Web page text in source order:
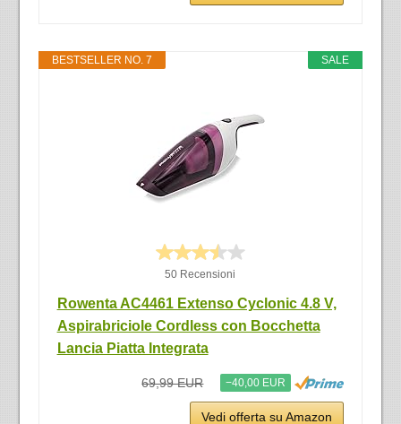
SALE
BESTSELLER NO. 7
50 Recensioni
Rowenta AC4461 Extenso Cyclonic 4.8 V,
Aspirabriciole Cordless con Bocchetta
Lancia Piatta Integrata
69,99 EUR −40,00 EUR
Vedi offerta su Amazon